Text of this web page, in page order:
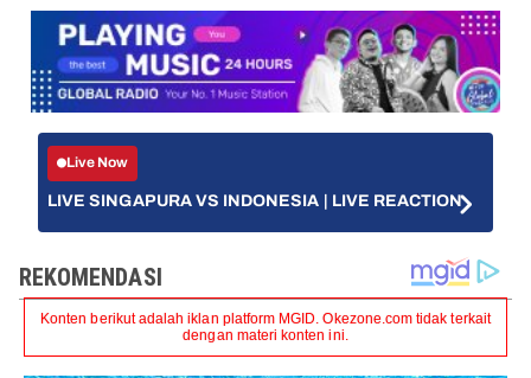
Live Now
LIVE SINGAPURA VS INDONESIA | LIVE REACTION